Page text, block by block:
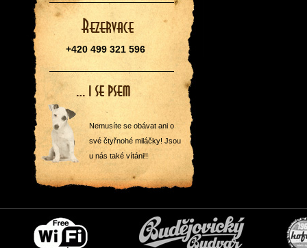
+420 499 321 596
Nemusíte se obávat ani o
své čtyřnohé miláčky! Jsou
u nás také vítáni!!